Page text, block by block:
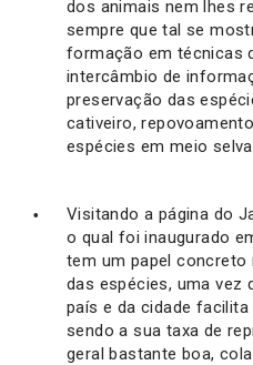
dos animais nem lhes
sempre que tal se
formação em técnicas
intercâmbio de
preservação das
cativeiro,
espécies em meio
Visitando a página do
o qual foi inaugurado
tem um papel concreto
das espécies, uma vez
país e da cidade
sendo a sua taxa de
geral bastante boa,